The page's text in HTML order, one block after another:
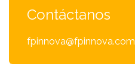
Contáctanos
fpinnova@fpinnova.com